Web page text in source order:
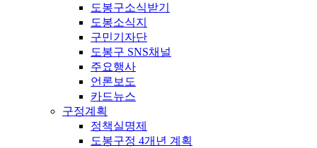
도봉구소식받기
도봉소식지
구민기자단
도봉구 SNS채널
주요행사
언론보도
카드뉴스
구정계획
정책실명제
도봉구정 4개년 계획